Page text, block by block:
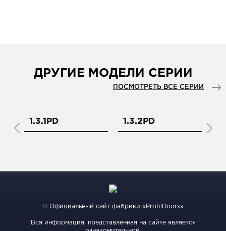
ДРУГИЕ МОДЕЛИ СЕРИИ
ПОСМОТРЕТЬ ВСЕ СЕРИИ
1.3.1PD 1.3.2PD
© Официальный сайт фабрики «ProfilDoors»
Вся информация, представленная на сайте является